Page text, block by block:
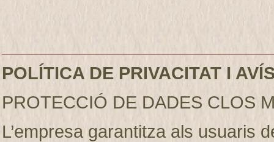
POLÍTICA DE PRIVACITAT I
PROTECCIÓ DE DADES CLOS
L’empresa garantitza als usuaris